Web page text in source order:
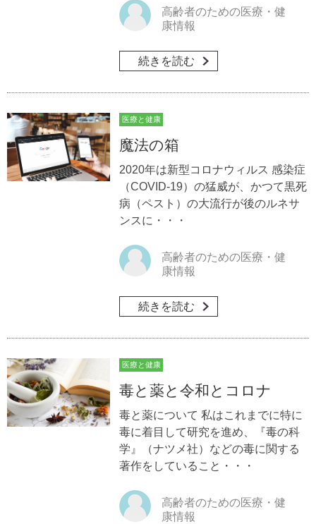
高齢者のための医療・健
康情報
続きを読む
医療と健康
魔法の箱
2020年は新型コロナウィルス 感染症
（COVID-19）の猛威が、かつて黒死
病（ペスト）の大流行が後のルネサ
ンスに・・・
高齢者のための医療・健
康情報
続きを読む
医療と健康
毒と薬と令和とコロナ
毒と薬について 私はこれまでに特に
毒に着目して研究を進め、『毒の科
学』（ナツメ社）などの毒に関する
著作をしていること・・・
高齢者のための医療・健
康情報